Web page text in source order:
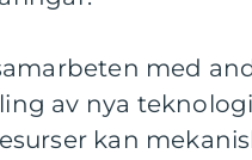
med
av nya
kan